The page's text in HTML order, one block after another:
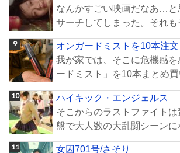
なんかすごい映画だなあ…と
サーチしてしまった。それ
オンガードミストを10本注文
我が家では、そこに危機感
ードミスト」を10本まとめ
ハイキック・エンジェルス
そこからのラストファイト
盤で大人数の大乱闘シーンに
女囚701号/さそり